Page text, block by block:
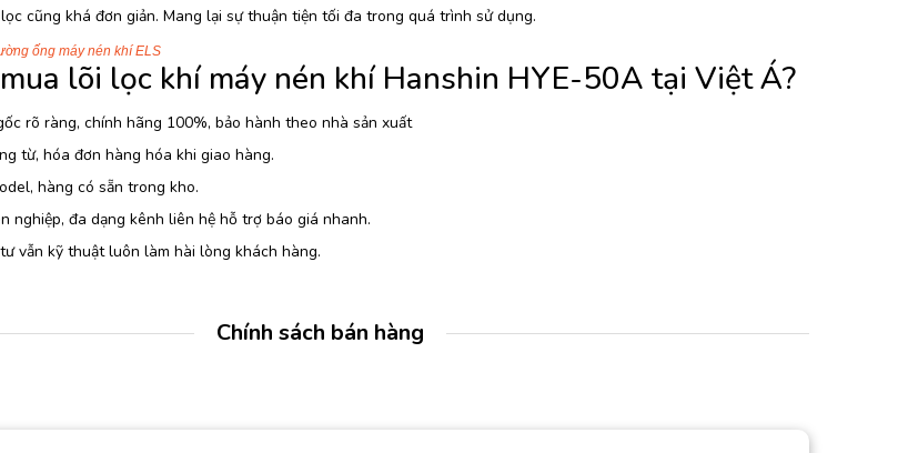
cũng khá đơn giản. Mang lại sự thuận tiện tối đa trong quá trình sử dụng.
ống máy nén khí ELS
lõi lọc khí máy nén khí Hanshin HYE-50A tại Việt Á?
rõ ràng, chính hãng 100%, bảo hành theo nhà sản xuất
từ, hóa đơn hàng hóa khi giao hàng.
hàng có sẵn trong kho.
nghiệp, đa dạng kênh liên hệ hỗ trợ báo giá nhanh.
vẫn kỹ thuật luôn làm hài lòng khách hàng.
Chính sách bán hàng